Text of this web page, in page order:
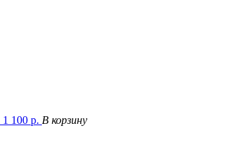
1 100 р. В корзину